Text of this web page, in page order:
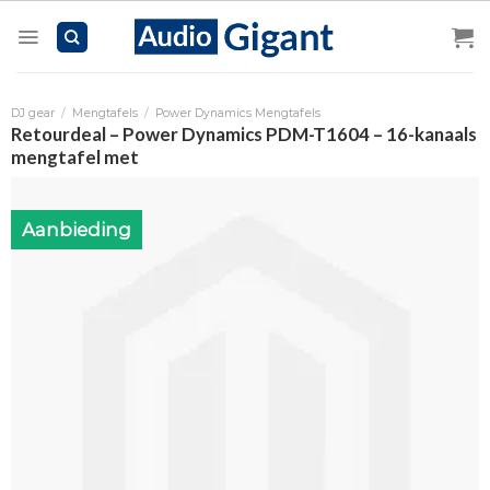
DJ gear / Mengtafels / Power Dynamics Mengtafels
Retourdeal – Power Dynamics PDM-T1604 – 16-kanaals
mengtafel met
Aanbieding